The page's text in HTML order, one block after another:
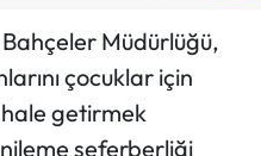
Müdürlüğü,
çocuklar için
getirmek
seferberliği